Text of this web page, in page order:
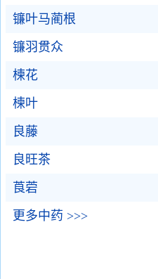
镰叶马蔺根
镰羽贯众
楝花
楝叶
良藤
良旺茶
莨菪
更多中药 >>>